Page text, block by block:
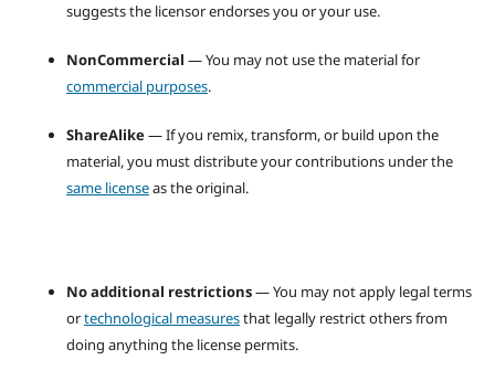
suggests the licensor endorses you or your use.
NonCommercial — You may not use the material for
commercial purposes.
ShareAlike— If you remix, transform, or build upon the
material, you must distribute your contributions under the
same licenseas the original.
No additional restrictions— You may not apply legal terms
ortechnological measuresthat legally restrict others from
doing anything the license permits.